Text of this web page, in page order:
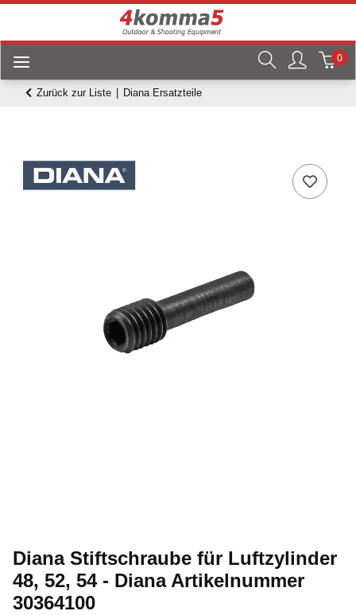
0
Zurück zur Liste Diana Ersatzteile
Diana Stiftschraube für Luftzylinder
48, 52, 54 - Diana Artikelnummer
30364100